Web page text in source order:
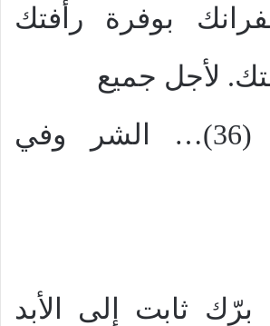
بوفرة رأفتك
لأجل جميع
الأحكام… (36)… الشر وفي
برّك ثابت إلى الأبد